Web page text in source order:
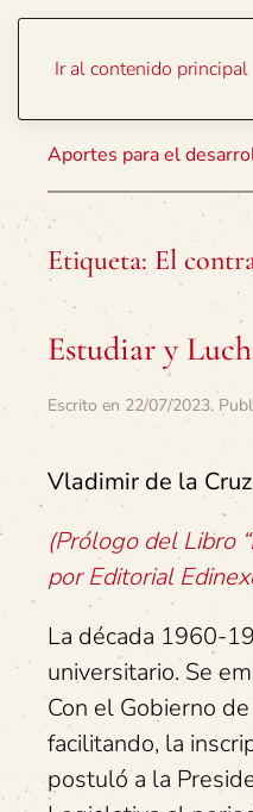
Ir al contenido principal
Aportes para el
Etiqueta: El
Estudiar y
Escrito en 22/07/2023.
Vladimir de la Cruz
(Prólogo del Libro
por Editorial
La década 1960-
universitario. Se
Con el Gobierno
facilitando, la
postuló a la